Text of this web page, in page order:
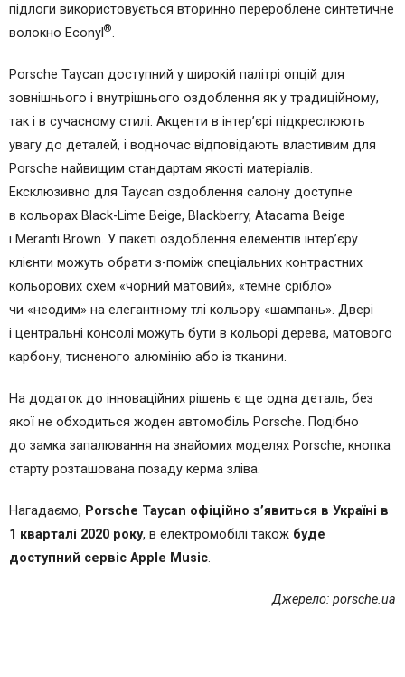
підлоги використовується вторинно перероблене синтетичне
волокно Econyl ®.
Porsche Taycan доступний у широкій палітрі опцій для
зовнішнього і внутрішнього оздоблення як у традиційному,
так і в сучасному стилі. Акценти в інтер’єрі підкреслюють
увагу до деталей, і водночас відповідають властивим для
Porsche найвищим стандартам якості матеріалів.
Ексклюзивно для Taycan оздоблення салону доступне
в кольорах Black-Lime Beige, Blackberry, Atacama Beige
і Meranti Brown. У пакеті оздоблення елементів інтер’єру
клієнти можуть обрати з-поміж спеціальних контрастних
кольорових схем «чорний матовий», «темне срібло»
чи «неодим» на елегантному тлі кольору «шампань». Двері
і центральні консолі можуть бути в кольорі дерева, матового
карбону, тисненого алюмінію або із тканини.
На додаток до інноваційних рішень є ще одна деталь, без
якої не обходиться жоден автомобіль Porsche. Подібно
до замка запалювання на знайомих моделях Porsche, кнопка
старту розташована позаду керма зліва.
Нагадаємо, Porsche Taycan офіційно з’явиться в Україні в
1 кварталі 2020 року, в електромобілі також буде
доступний сервіс Apple Music.
Джерело: porsche.ua